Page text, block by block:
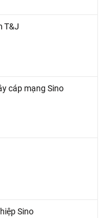
T&J
cáp mạng Sino
Sino